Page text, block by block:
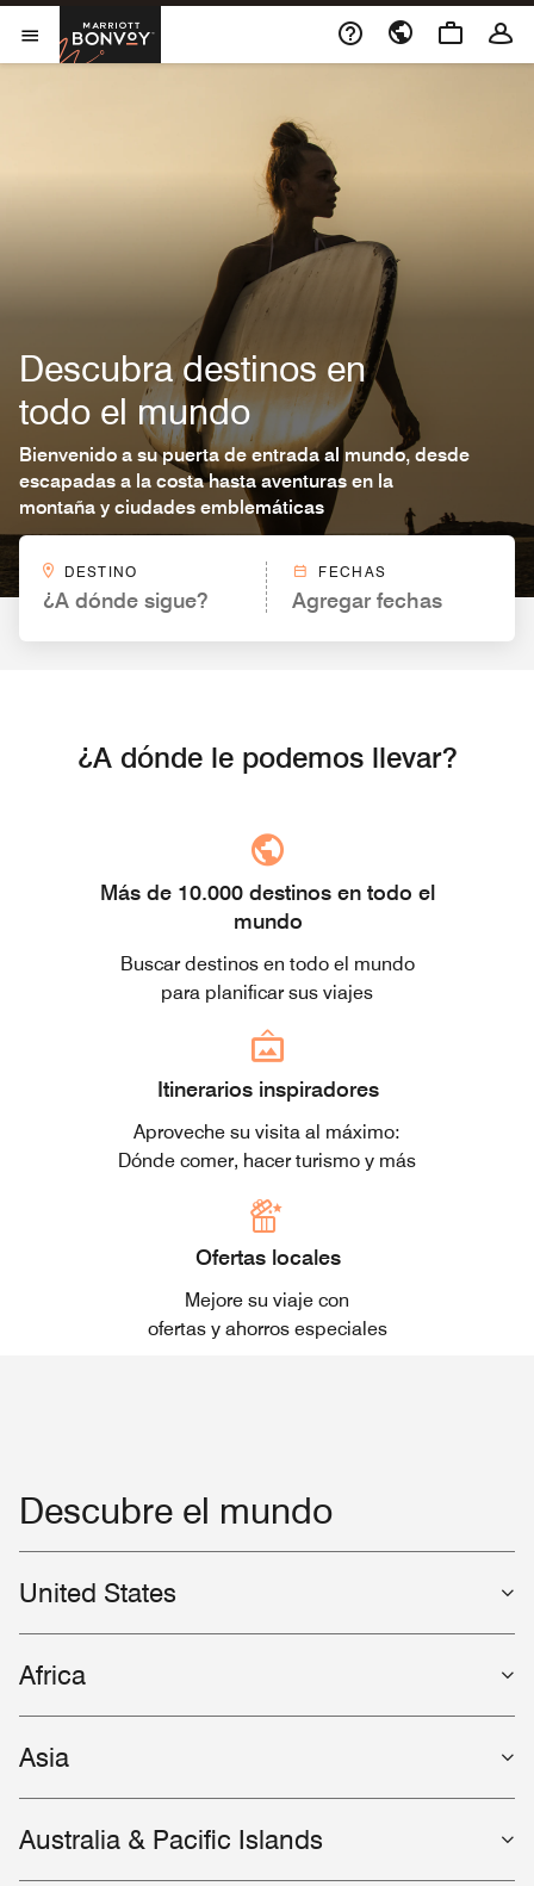
Ir al contenido
Abrir el menú
Marriott Bonvoy
Descubra destinos en
todo el mundo
Bienvenido a su puerta de entrada al mundo, desde
escapadas a la costa hasta aventuras en la
montaña y ciudades emblemáticas
DESTINO
¿A dónde sigue?
FECHAS
Agregar fechas
¿A dónde le podemos llevar?
Más de 10.000 destinos en todo el
mundo
Buscar destinos en todo el mundo
para planificar sus viajes
Itinerarios inspiradores
Aproveche su visita al máximo:
Dónde comer, hacer turismo y más
Ofertas locales
Mejore su viaje con
ofertas y ahorros especiales
Descubre el mundo
United States
Africa
Asia
Australia & Pacific Islands